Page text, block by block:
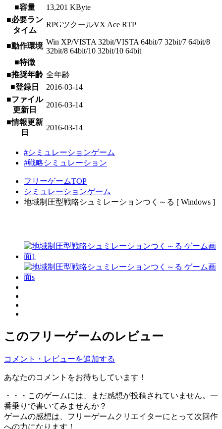
■容量
13,201 KByte
■必要ラン
タイム
RPGツクールVX Ace RTP
■動作環境 Win XP/VISTA 32bit/VISTA 64bit/7 32bit/7 64bit/8
32bit/8 64bit/10 32bit/10 64bit
■特徴
■推奨年齢 全年齢
■登録日
2016-03-14
■ファイル
更新日
2016-03-14
■情報更新
日
2016-03-14
#シミュレーションゲーム
#戦略シミュレーション
フリーゲームTOP
シミュレーションゲーム
地域制圧型戦略シュミレーションつく～る [ Windows ]
このフリーゲームのレビュー
コメント・レビューを追加する
あなたのコメントをお待ちしています！
・・・このゲームには、まだ感想が投稿されていません。一
番乗りで書いてみませんか？
ゲームの感想は、フリーゲームクリエイターにとって次回作
への力になります！